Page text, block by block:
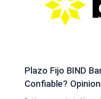
Plazo Fijo BIND
Confiable?